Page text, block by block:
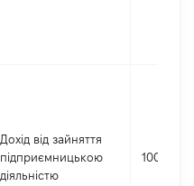
Дохід від зайняття
підприємницькою
діяльністю
10000